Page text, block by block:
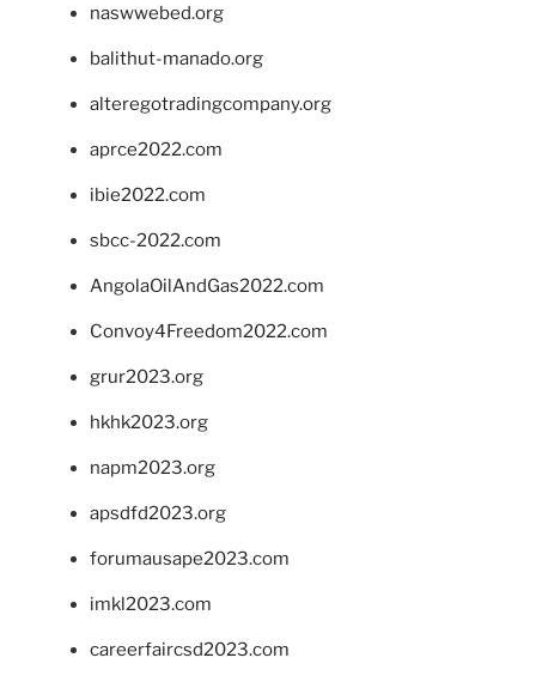
naswwebed.org
balithut-manado.org
alteregotradingcompany.org
aprce2022.com
ibie2022.com
sbcc-2022.com
AngolaOilAndGas2022.com
Convoy4Freedom2022.com
grur2023.org
hkhk2023.org
napm2023.org
apsdfd2023.org
forumausape2023.com
imkl2023.com
careerfaircsd2023.com